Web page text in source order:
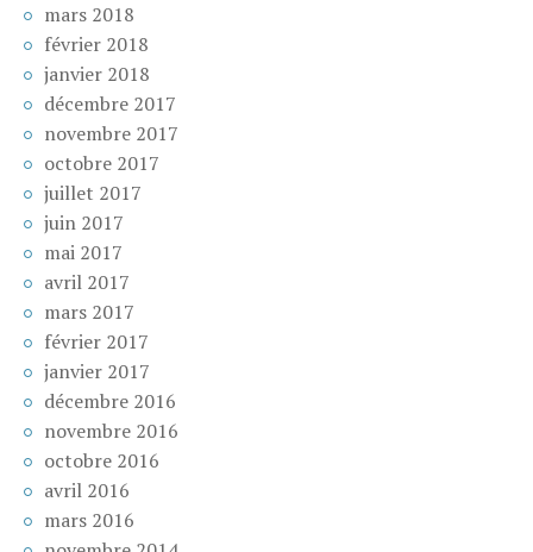
mars 2018
février 2018
janvier 2018
décembre 2017
novembre 2017
octobre 2017
juillet 2017
juin 2017
mai 2017
avril 2017
mars 2017
février 2017
janvier 2017
décembre 2016
novembre 2016
octobre 2016
avril 2016
mars 2016